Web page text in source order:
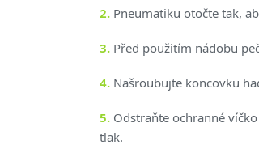
2. Pneumatiku otočte tak,
3. Před použitím nádobu
4. Našroubujte koncovku
5. Odstraňte ochranné
tlak.